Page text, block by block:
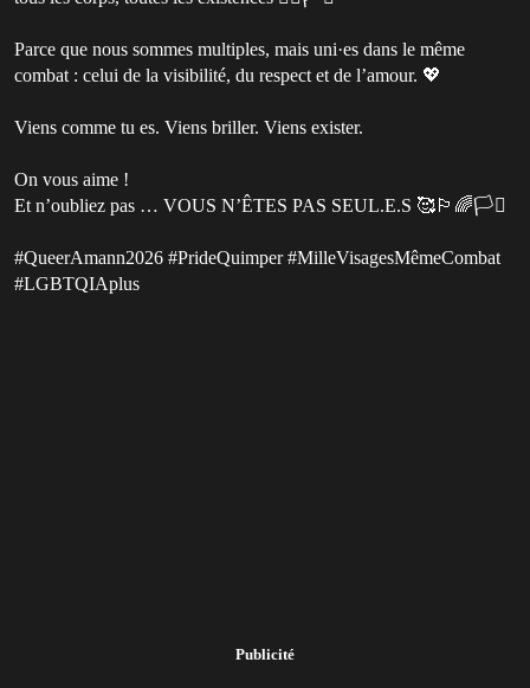
Parce que nous sommes multiples, mais uni·es dans le même
combat : celui de la visibilité, du respect et de l’amour. 💖
Viens comme tu es. Viens briller. Viens exister.
On vous aime !
Et n’oubliez pas … VOUS N’ÊTES PAS SEUL.E.S 🥰🏳️‍🌈🏳️‍⚧️
#QueerAmann2026 #PrideQuimper #MilleVisagesMêmeCombat
#LGBTQIAplus
Publicité